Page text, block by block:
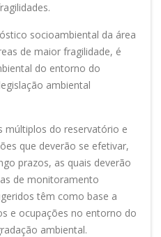
socioambiental da área
de maior fragilidade, é
do entorno do
ambiental
múltiplos do reservatório e
que deverão se efetivar,
prazos, as quais deverão
de monitoramento
têm como base a
e ocupações no entorno do
ambiental.